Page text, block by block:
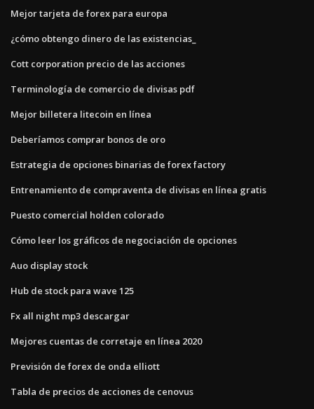
Mejor tarjeta de forex para europa
¿cómo obtengo dinero de las existencias_
Cott corporation precio de las acciones
Terminología de comercio de divisas pdf
Mejor billetera litecoin en línea
Deberíamos comprar bonos de oro
Estrategia de opciones binarias de forex factory
Entrenamiento de compraventa de divisas en línea gratis
Puesto comercial holden colorado
Cómo leer los gráficos de negociación de opciones
Auo display stock
Hub de stock para wave 125
Fx all night mp3 descargar
Mejores cuentas de corretaje en línea 2020
Previsión de forex de onda elliott
Tabla de precios de acciones de cenovus